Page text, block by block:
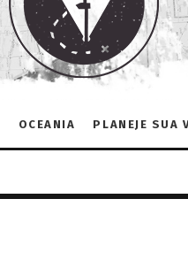
OCEANIA PLANEJE SUA